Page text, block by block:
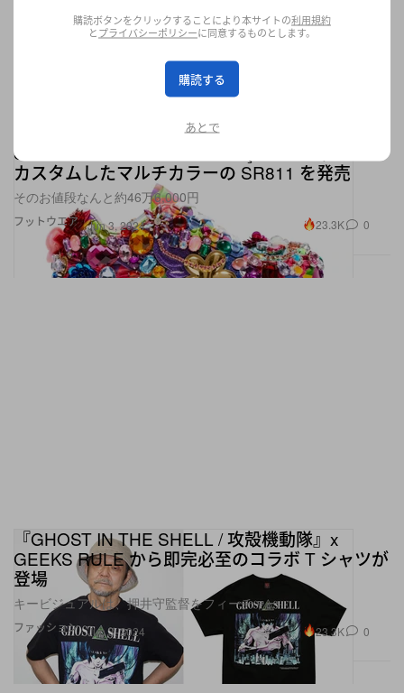
フットウエア
Salomon x COMME des GARÇONS が華やかに
カスタムしたマルチカラーの SR811 を発売
そのお値段なんと約46万6,000円
Jun 3, 2024 23.3K 0
ファッション
『GHOST IN THE SHELL / 攻殻機動隊』x
GEEKS RULE から即完必至のコラボ T シャツが
登場
キービジュアルは、押井守監督をフィーチャー
Jun 3, 2024 23.3K 0
購読ボタンをクリックすることにより本サイトの利用規約
とプライバシーポリシーに同意するものとします。
購読する
あとで